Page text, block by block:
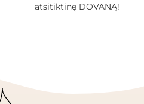
atsitiktinę DOVANĄ!